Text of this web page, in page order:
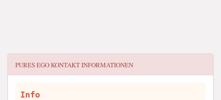
PURES EGOKONTAKT INFORMATIONEN
Info